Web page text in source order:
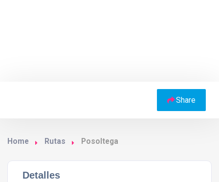
Share
Home Rutas Posoltega
Detalles